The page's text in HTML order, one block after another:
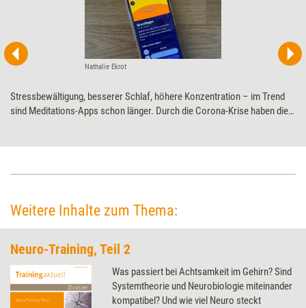
Nathalie Ekrot
Stressbewältigung, besserer Schlaf, höhere Konzentration – im Trend
sind Meditations-Apps schon länger. Durch die Corona-Krise haben die
Weitere Inhalte zum Thema:
Neuro-Training, Teil 2
Was passiert bei Achtsamkeit im Gehirn? Sind
Systemtheorie und Neurobiologie miteinander
kompatibel? Und wie viel Neuro steckt